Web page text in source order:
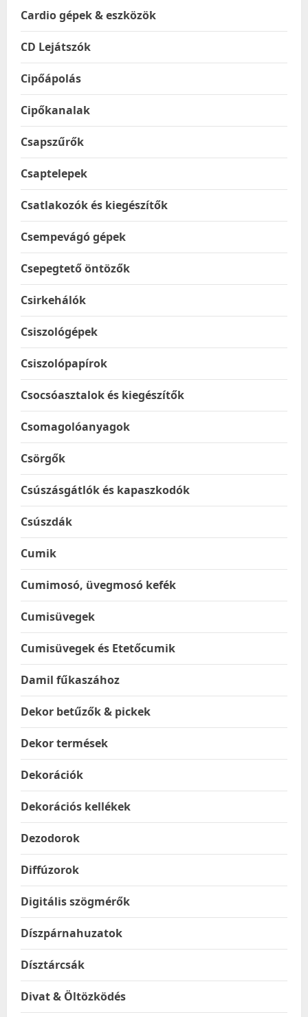
Cardio gépek & eszközök
CD Lejátszók
Cipőápolás
Cipőkanalak
Csapszűrők
Csaptelepek
Csatlakozók és kiegészítők
Csempevágó gépek
Csepegtető öntözők
Csirkehálók
Csiszológépek
Csiszolópapírok
Csocsóasztalok és kiegészítők
Csomagolóanyagok
Csörgők
Csúszásgátlók és kapaszkodók
Csúszdák
Cumik
Cumimosó, üvegmosó kefék
Cumisüvegek
Cumisüvegek és Etetőcumik
Damil fűkaszához
Dekor betűzők & pickek
Dekor termések
Dekorációk
Dekorációs kellékek
Dezodorok
Diffúzorok
Digitális szögmérők
Díszpárnahuzatok
Dísztárcsák
Divat & Öltözködés